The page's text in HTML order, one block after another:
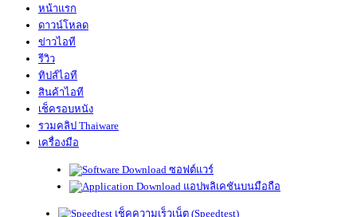
หน้าแรก
ดาวน์โหลด
ข่าวไอที
รีวิว
ทิปส์ไอที
สินค้าไอที
เช็ครอบหนัง
รวมคลิป Thaiware
เครื่องมือ
ซอฟต์แวร์
แอปพลิเคชันบนมือถือ
เช็คความเร็วเน็ต (Speedtest)